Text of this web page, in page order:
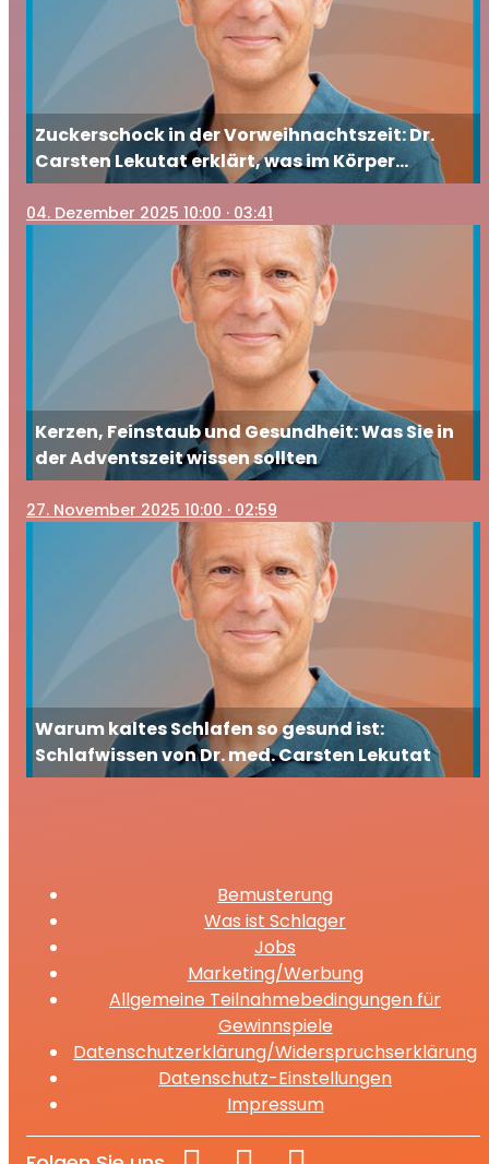
Zuckerschock in der Vorweihnachtszeit: Dr.
Carsten Lekutat erklärt, was im Körper
passiert und wie Sie gegensteuern
04. Dezember 2025 10:00 · 03:41
Kerzen, Feinstaub und Gesundheit: Was Sie in
der Adventszeit wissen sollten
27. November 2025 10:00 · 02:59
Warum kaltes Schlafen so gesund ist:
Schlafwissen von Dr. med. Carsten Lekutat
Bemusterung
Was ist Schlager
Jobs
Marketing/Werbung
Allgemeine Teilnahmebedingungen für
Gewinnspiele
Datenschutzerklärung/Widerspruchserklärung
Datenschutz-Einstellungen
Impressum